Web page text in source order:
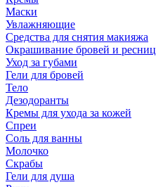
Маски
Увлажняющие
Средства для снятия макияжа
Окрашивание бровей и ресниц
Уход за губами
Гели для бровей
Тело
Дезодоранты
Кремы для ухода за кожей
Спреи
Соль для ванны
Молочко
Скрабы
Гели для душа